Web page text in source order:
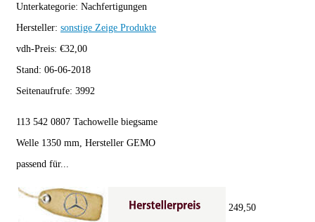
Unterkategorie: Nachfertigungen
Hersteller: sonstige Zeige Produkte
vdh-Preis: €32,00
Stand: 06-06-2018
Seitenaufrufe: 3992
113 542 0807 Tachowelle biegsame
Welle 1350 mm, Hersteller GEMO
passend für...
249,50